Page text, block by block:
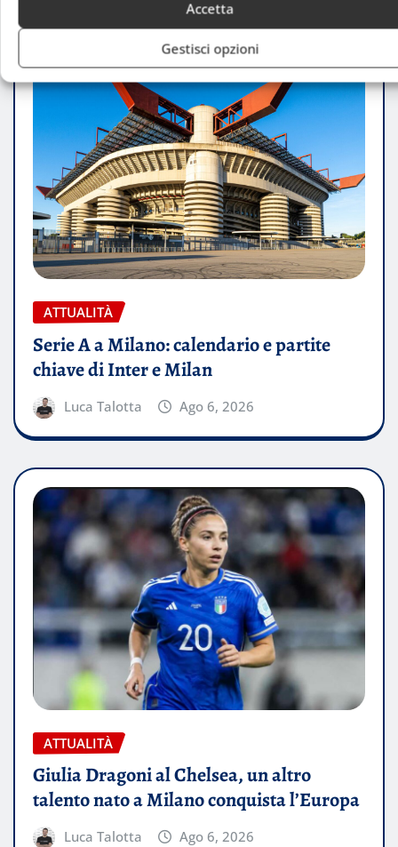
Accetta
Gestisci opzioni
ATTUALITÀ
Serie A a Milano: calendario e partite
chiave di Inter e Milan
Luca Talotta Ago 6, 2026
ATTUALITÀ
Giulia Dragoni al Chelsea, un altro
talento nato a Milano conquista l’Europa
Luca Talotta Ago 6, 2026